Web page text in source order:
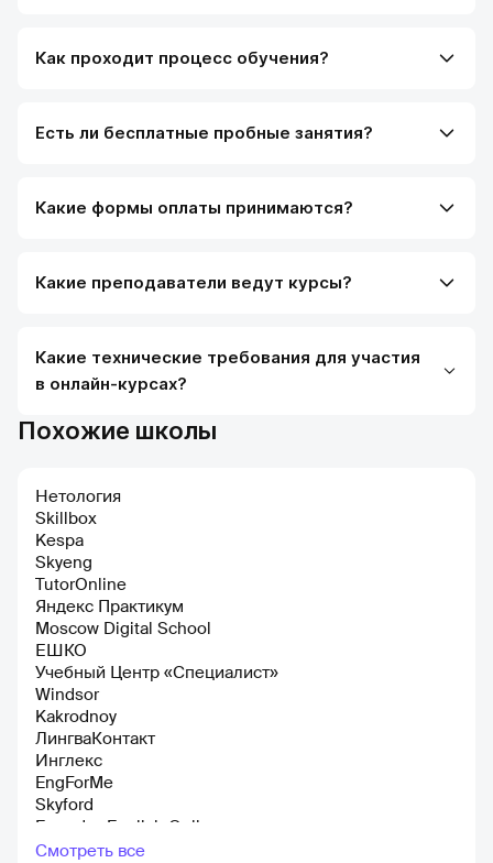
Как проходит процесс обучения?
Есть ли бесплатные пробные занятия?
Какие формы оплаты принимаются?
Какие преподаватели ведут курсы?
Какие технические требования для участия
в онлайн-курсах?
Похожие школы
Нетология
Skillbox
Kespa
Skyeng
TutorOnline
Яндекс Практикум
Moscow Digital School
ЕШКО
Учебный Центр «Специалист»
Windsor
Kakrodnoy
ЛингваКонтакт
Инглекс
EngForMe
Skyford
Everyday English Online
Wa-sai
Смотреть все